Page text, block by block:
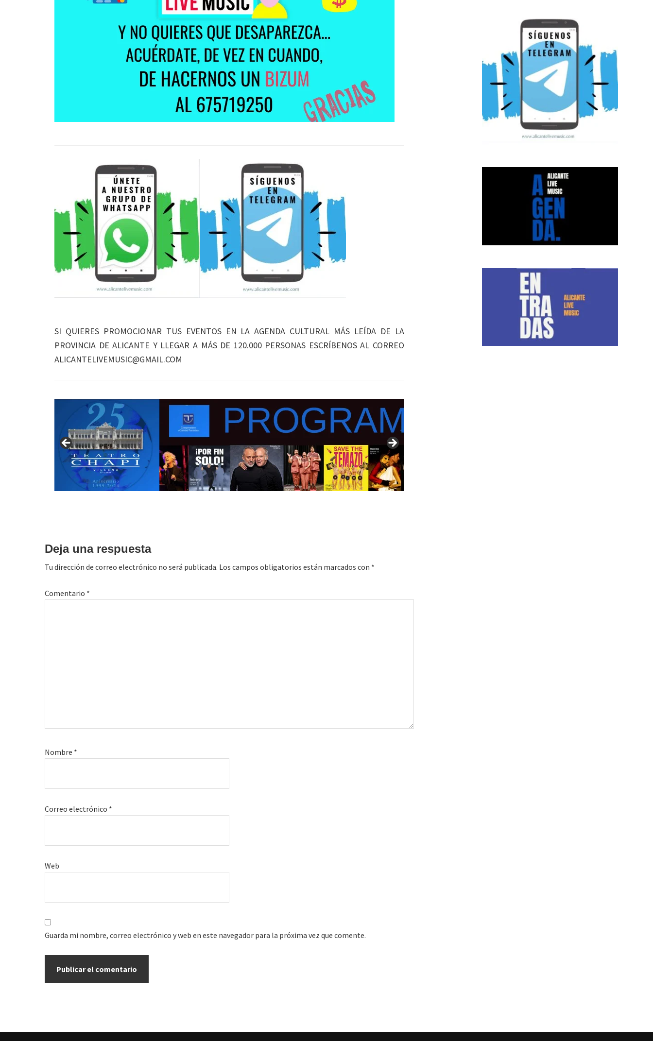
SI QUIERES PROMOCIONAR TUS EVENTOS EN LA AGENDA CULTURAL MÁS LEÍDA DE LA
PROVINCIA DE ALICANTE Y LLEGAR A MÁS DE 120.000 PERSONAS ESCRÍBENOS AL CORREO
ALICANTELIVEMUSIC@GMAIL.COM
lectores
Deja una respuesta
Tu dirección de correo electrónico no será publicada. Los campos obligatorios están marcados con *
Comentario *
Nombre *
Correo electrónico *
Web
Guarda mi nombre, correo electrónico y web en este navegador para la próxima vez que comente.